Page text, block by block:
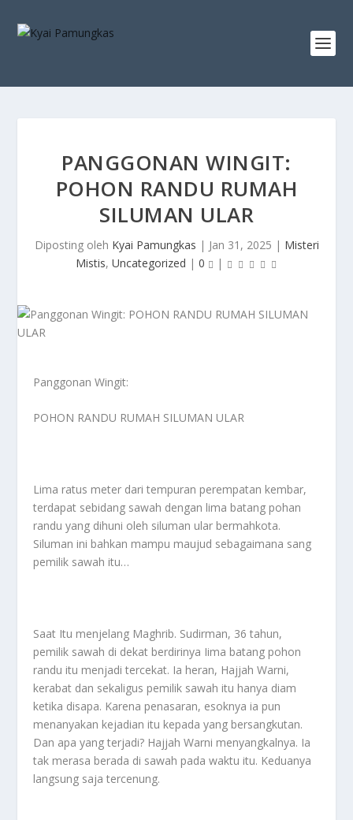
PANGGONAN WINGIT:
POHON RANDU RUMAH
SILUMAN ULAR
Diposting oleh Kyai Pamungkas | Jan 31, 2025 | Misteri
Mistis, Uncategorized | 0 |
Panggonan Wingit:
POHON RANDU RUMAH SILUMAN ULAR
Lima ratus meter dari tempuran perempatan kembar,
terdapat sebidang sawah dengan lima batang pohan
randu yang dihuni oleh siluman ular bermahkota.
Siluman ini bahkan mampu maujud sebagaimana sang
pemilik sawah itu…
Saat Itu menjelang Maghrib. Sudirman, 36 tahun,
pemilik sawah di dekat berdirinya Iima batang pohon
randu itu menjadi tercekat. Ia heran, Hajjah Warni,
kerabat dan sekaligus pemilik sawah itu hanya diam
ketika disapa. Karena penasaran, esoknya ia pun
menanyakan kejadian itu kepada yang bersangkutan.
Dan apa yang terjadi? Hajjah Warni menyangkalnya. Ia
tak merasa berada di sawah pada waktu itu. Keduanya
langsung saja tercenung.